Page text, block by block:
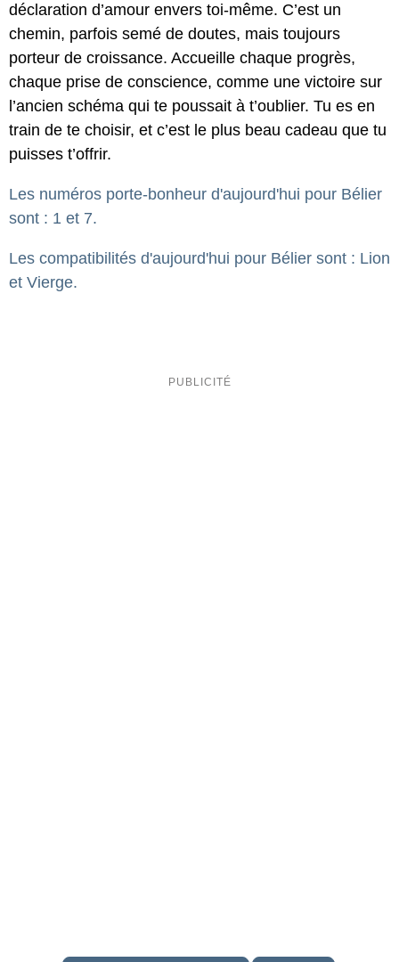
déclaration d’amour envers toi-même. C’est un
chemin, parfois semé de doutes, mais toujours
porteur de croissance. Accueille chaque progrès,
chaque prise de conscience, comme une victoire sur
l’ancien schéma qui te poussait à t’oublier. Tu es en
train de te choisir, et c’est le plus beau cadeau que tu
puisses t’offrir.
Les numéros porte-bonheur d'aujourd'hui pour Bélier
sont : 1 et 7.
Les compatibilités d'aujourd'hui pour Bélier sont : Lion
et Vierge.